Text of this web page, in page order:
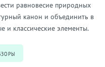
равновесие природных
канон и объединить в
и классические элементы.